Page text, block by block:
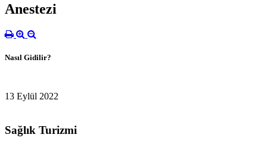
Anestezi
Nasıl Gidilir?
13 Eylül 2022
Sağlık Turizmi